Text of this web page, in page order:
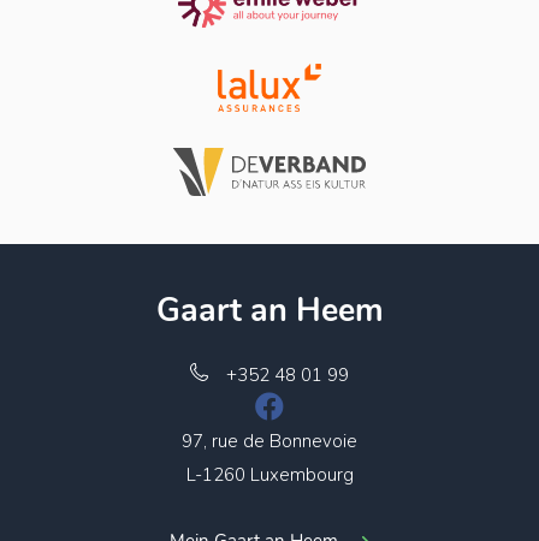
Gaart an Heem
+352 48 01 99
97, rue de Bonnevoie
L-1260 Luxembourg